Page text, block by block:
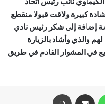
كبيرة ولاقت قبولا منقطع
إضافة إلى شكر رئيس نادي
والذي وأشاد بالزيارة
في المشوار القادم في طريق
واتساب